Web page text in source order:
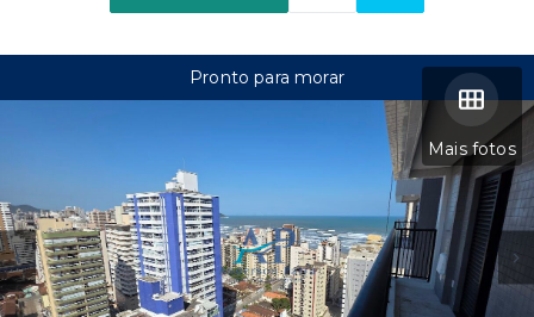
Mais fotos
Pronto para morar